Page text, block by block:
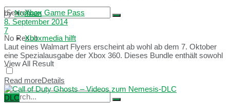
No Result
View All Result
Xbox Game Pass
Xboxmedia hilft
by Norman
8. September 2014
7
Laut eines Walmart Flyers erscheint ab wohl ab dem 7. Oktober
eine Spezialausgabe der Xbox 360. Dieses Bundle enthält sowohl
...
Read moreDetails
DLC